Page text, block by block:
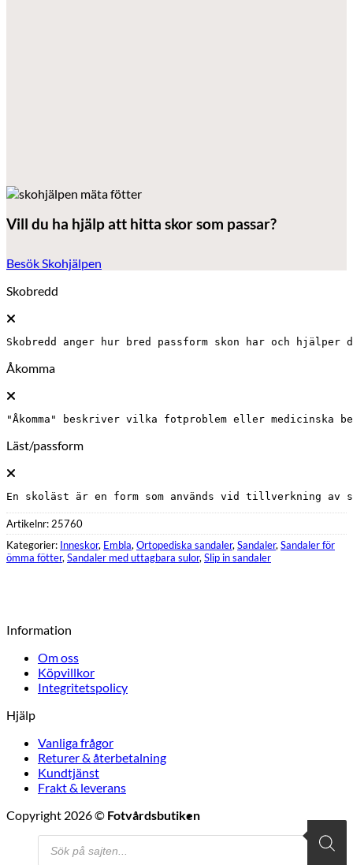
Vill du ha hjälp att hitta skor som passar?
Besök Skohjälpen
Skobredd
Skobredd anger hur bred passform skon har och
Åkomma
"Åkomma" beskriver vilka fotproblem eller
Läst/passform
En skoläst är en form som används vid tillverkning
Artikelnr: 25760
Kategorier: Inneskor, Embla, Ortopediska sandaler, Sandaler, Sandaler för
ömma fötter, Sandaler med uttagbara sulor, Slip in sandaler
Information
Om oss
Köpvillkor
Integritetspolicy
Hjälp
Vanliga frågor
Returer & återbetalning
Kundtjänst
Frakt & leverans
Copyright 2026 © Fotvårdsbutiken
Products
search